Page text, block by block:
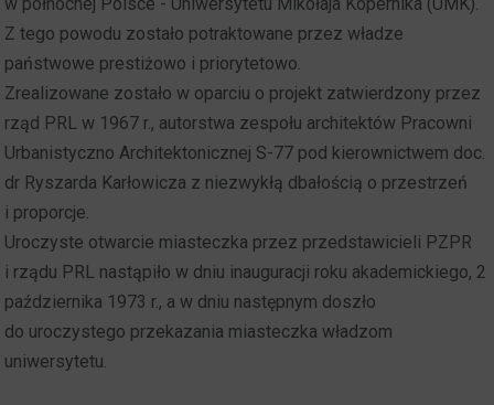
Z tego powodu zostało potraktowane przez władze
państwowe prestiżowo i priorytetowo.
Zrealizowane zostało w oparciu o projekt zatwierdzony przez
rząd PRL w 1967 r., autorstwa zespołu architektów Pracowni
Urbanistyczno Architektonicznej S-77 pod kierownictwem doc.
dr Ryszarda Karłowicza z niezwykłą dbałością o przestrzeń
i proporcje.
Uroczyste otwarcie miasteczka przez przedstawicieli PZPR
i rządu PRL nastąpiło w dniu inauguracji roku akademickiego, 2
października 1973 r., a w dniu następnym doszło
do uroczystego przekazania miasteczka władzom
uniwersytetu.